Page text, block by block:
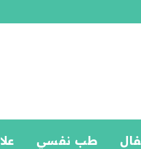
طب نفسي